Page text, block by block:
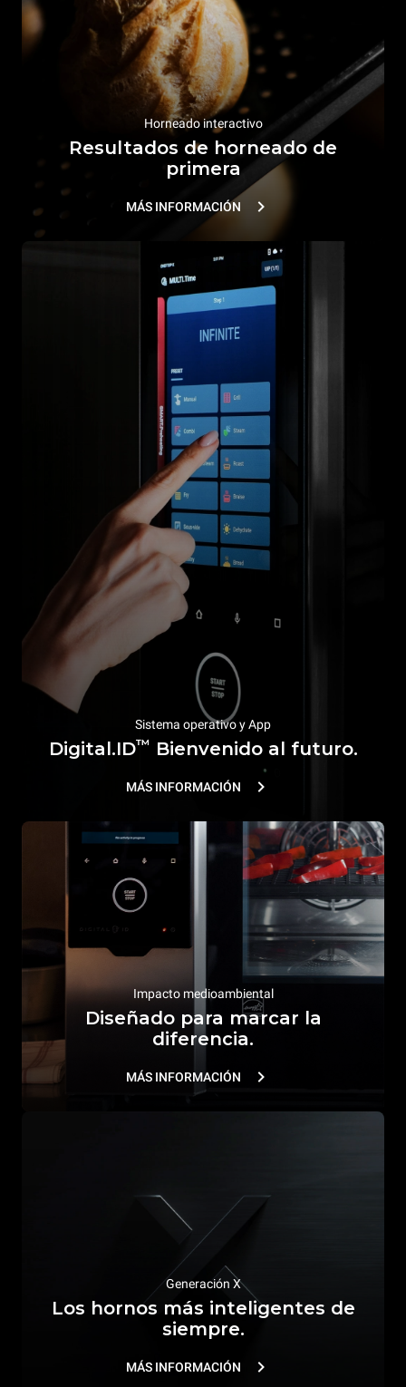
Horneado interactivo
Resultados de horneado de
primera
MÁS INFORMACIÓN
Sistema operativo y App
Digital.ID™ Bienvenido al futuro.
MÁS INFORMACIÓN
Impacto medioambiental
Diseñado para marcar la
diferencia.
MÁS INFORMACIÓN
Generación X
Los hornos más inteligentes de
siempre.
MÁS INFORMACIÓN